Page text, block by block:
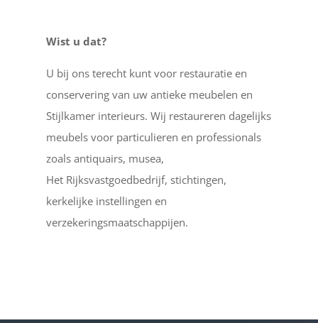
Wist u dat?
U bij ons terecht kunt voor restauratie en
conservering van uw antieke meubelen en
Stijlkamer interieurs. Wij restaureren dagelijks
meubels voor particulieren en professionals
zoals antiquairs, musea,
Het Rijksvastgoedbedrijf, stichtingen,
kerkelijke instellingen en
verzekeringsmaatschappijen.